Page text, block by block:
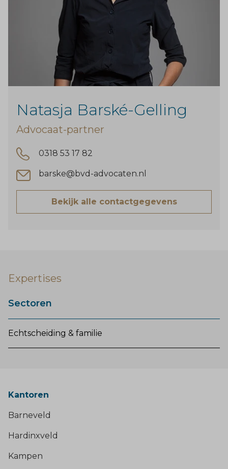
Natasja Barské-Gelling
Advocaat-partner
0318 53 17 82
barske@bvd-advocaten.nl
Bekijk alle contactgegevens
Expertises
Sectoren
Echtscheiding & familie
Kantoren
Barneveld
Hardinxveld
Kampen